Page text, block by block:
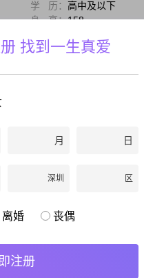
学 历： 高中及以下
身 高：158
居住地：
，在当地开了一个茶馆经营着自己的
人，真心希望对方性格和善，有内
人，谢谢！
找到一生真爱
月 日
深圳 区
离婚 丧偶
注册